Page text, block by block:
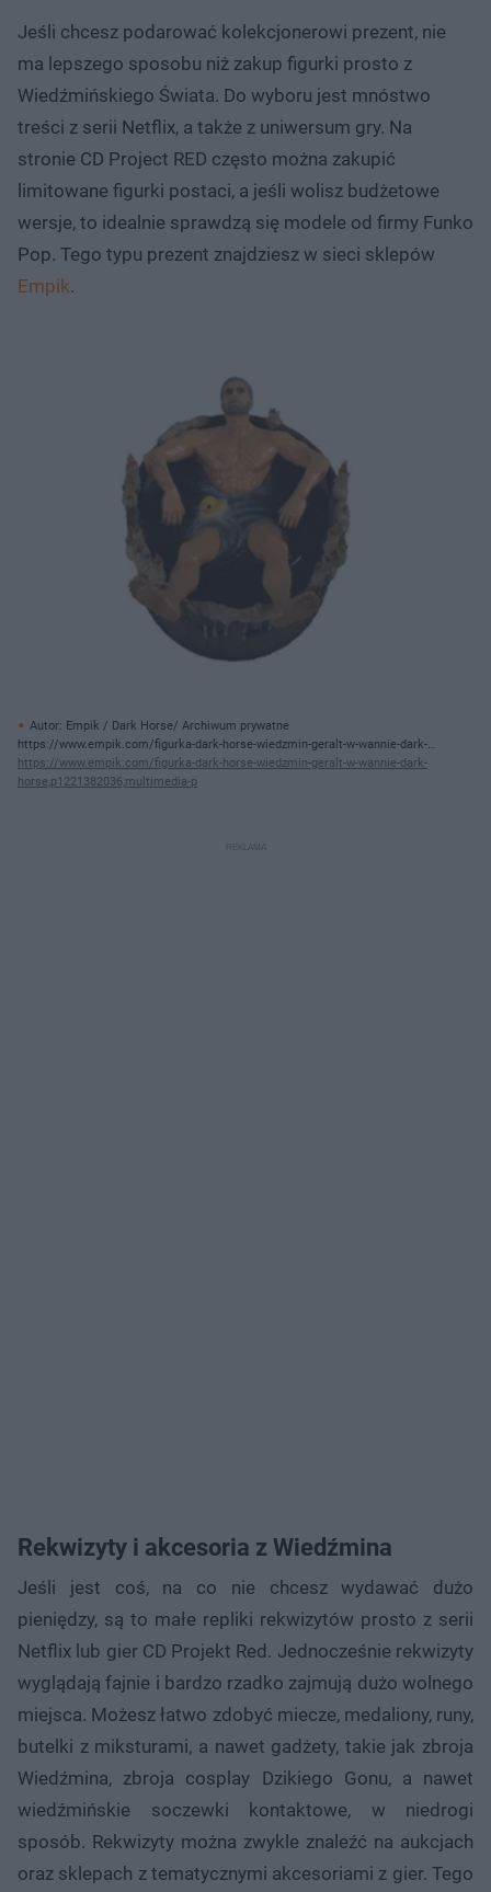
Jeśli chcesz podarować kolekcjonerowi prezent, nie
ma lepszego sposobu niż zakup figurki prosto z
Wiedźmińskiego Świata. Do wyboru jest mnóstwo
treści z serii Netflix, a także z uniwersum gry. Na
stronie CD Project RED często można zakupić
limitowane figurki postaci, a jeśli wolisz budżetowe
wersje, to idealnie sprawdzą się modele od firmy Funko
Pop. Tego typu prezent znajdziesz w sieci sklepów
Empik.
Autor: Empik / Dark Horse/ Archiwum prywatne
https://www.empik.com/figurka-dark-horse-wiedzmin-geralt-w-wannie-dark-
horse,p1221382036,multimedia-p
https://www.empik.com/figurka-dark-horse-wiedzmin-geralt-w-wannie-dark-
horse,p1221382036,multimedia-p
Rekwizyty i akcesoria z Wiedźmina
Jeśli jest coś, na co nie chcesz wydawać dużo
pieniędzy, są to małe repliki rekwizytów prosto z serii
Netflix lub gier CD Projekt Red. Jednocześnie rekwizyty
wyglądają fajnie i bardzo rzadko zajmują dużo wolnego
miejsca. Możesz łatwo zdobyć miecze, medaliony, runy,
butelki z miksturami, a nawet gadżety, takie jak zbroja
Wiedźmina, zbroja cosplay Dzikiego Gonu, a nawet
wiedźmińskie soczewki kontaktowe, w niedrogi
sposób. Rekwizyty można zwykle znaleźć na aukcjach
oraz sklepach z tematycznymi akcesoriami z gier. Tego